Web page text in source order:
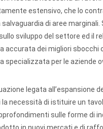
estensivo, che lo
di aree marginali.
sviluppo del settore ed il
accurata dei migliori sbocchi
specializzata per le aziende
legata all’espansione
necessità di istituire un
sulle forme di